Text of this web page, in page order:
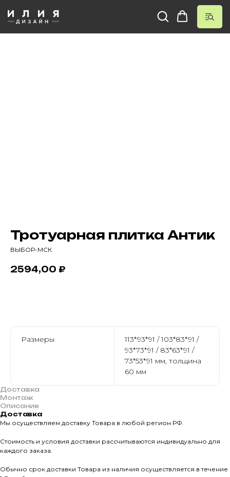
Тротуарная плитка Антик
ВЫБОР-МСК
2594,00 ₽
Размеры
113*93*91 / 103*83*91 /
93*73*91 / 83*63*91 /
73*53*91 мм, толщина
60 мм
Доставка
Монтаж
Описание
Доставка
Мы осуществляем доставку Товара в любой регион РФ.
Стоимость и условия доставки рассчитываются индивидуально для
каждого заказа.
Обычно срок доставки Товара из наличия осуществляется в течение
О КОМПАНИИ